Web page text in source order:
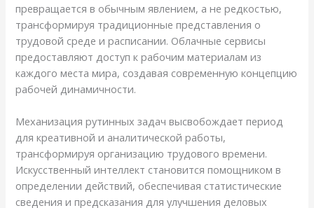
превращается в обычным явлением, а не редкостью,
трансформируя традиционные представления о
трудовой среде и расписании. Облачные сервисы
предоставляют доступ к рабочим материалам из
каждого места мира, создавая современную концепцию
рабочей динамичности.
Механизация рутинных задач высвобождает период
для креативной и аналитической работы,
трансформируя организацию трудового времени.
Искусственный интеллект становится помощником в
определении действий, обеспечивая статистические
сведения и предсказания для улучшения деловых